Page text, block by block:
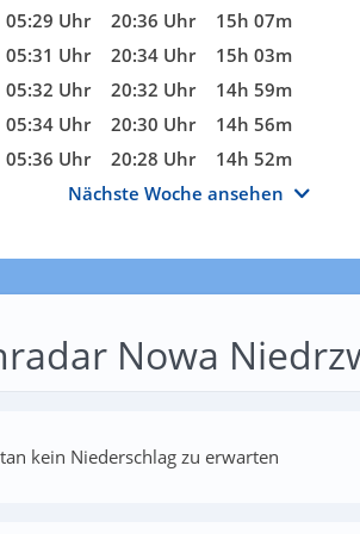
05:29 Uhr 20:36 Uhr
15h 07m
05:31 Uhr 20:34 Uhr
15h 03m
05:32 Uhr 20:32 Uhr
14h 59m
05:34 Uhr 20:30 Uhr
14h 56m
05:36 Uhr 20:28 Uhr
14h 52m
Nächste Woche ansehen
Nowa
kein Niederschlag zu erwarten